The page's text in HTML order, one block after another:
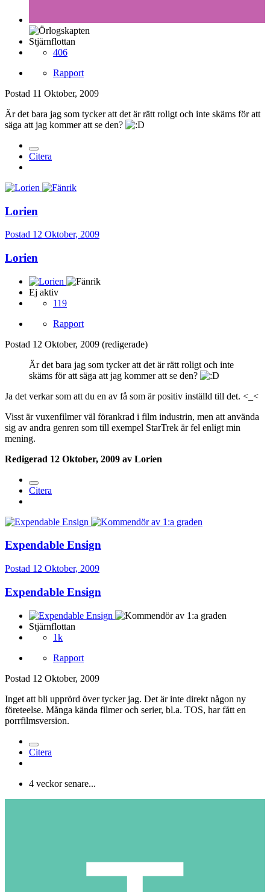
Stjärnflottan
406
Rapport
Postad 11 Oktober, 2009
Är det bara jag som tycker att det är rätt roligt och inte skäms för att
säga att jag kommer att se den?
Citera
Lorien
Postad 12 Oktober, 2009
Lorien
Ej aktiv
119
Rapport
Postad 12 Oktober, 2009 (redigerade)
Är det bara jag som tycker att det är rätt roligt och inte
skäms för att säga att jag kommer att se den?
Ja det verkar som att du en av få som är positiv inställd till det. <_<
Visst är vuxenfilmer väl förankrad i film industrin, men att använda
sig av andra genren som till exempel StarTrek är fel enligt min
mening.
Redigerad 12 Oktober, 2009 av Lorien
Citera
Expendable Ensign
Postad 12 Oktober, 2009
Expendable Ensign
Stjärnflottan
1k
Rapport
Postad 12 Oktober, 2009
Inget att bli upprörd över tycker jag. Det är inte direkt någon ny
företeelse. Många kända filmer och serier, bl.a. TOS, har fått en
porrfilmsversion.
Citera
4 veckor senare...